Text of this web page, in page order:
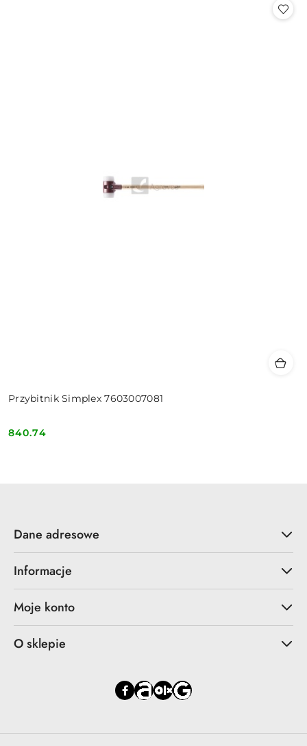
Przybitnik Simplex 7603007081
Cena:
840.74
Dane adresowe
Informacje
Moje konto
O sklepie